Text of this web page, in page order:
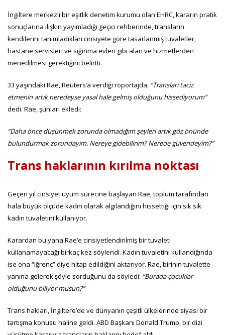
İngiltere merkezli bir eşitlik denetim kurumu olan EHRC, kararın pratik
sonuçlarına ilişkin yayımladığı geçici rehberinde, transların
kendilerini tanımladıkları cinsiyete göre tasarlanmış tuvaletler,
hastane servisleri ve sığınma evleri gibi alan ve hizmetlerden
menedilmesi gerektiğini belirtti.
33 yaşındaki Rae, Reuters’a verdiği röportajda, “Transları taciz
etmenin artık neredeyse yasal hale gelmiş olduğunu hissediyorum”
dedi. Rae, şunları ekledi:
“Daha önce düşünmek zorunda olmadığım şeyleri artık göz önünde
bulundurmak zorundayım. Nereye gidebilirim? Nerede güvendeyim?”
Trans haklarının kırılma noktası
Geçen yıl cinsiyet uyum sürecine başlayan Rae, toplum tarafından
hala büyük ölçüde kadın olarak algılandığını hissettiği için sık sık
kadın tuvaletini kullanıyor.
Karardan bu yana Rae’e cinsiyetlendirilmiş bir tuvaleti
kullanamayacağı birkaç kez söylendi. Kadın tuvaletini kullandığında
ise ona “iğrenç” diye hitap edildiğini aktarıyor. Rae, birinin tuvalette
yanına gelerek şöyle sorduğunu da söyledi: “Burada çocuklar
olduğunu biliyor musun?”
Trans hakları, İngiltere’de ve dünyanın çeşitli ülkelerinde siyasi bir
tartışma konusu haline geldi. ABD Başkanı Donald Trump, bir dizi